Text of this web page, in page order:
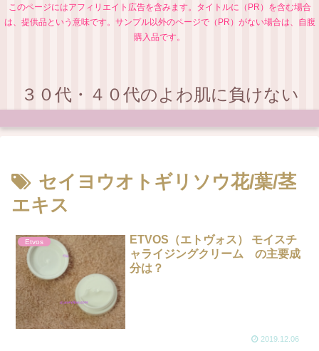
このページにはアフィリエイト広告を含みます。タイトルに（PR）を含む場合
は、提供品という意味です。サンプル以外のページで（PR）がない場合は、自腹
購入品です。
３０代・４０代のよわ肌に負けない
セイヨウオトギリソウ花/葉/茎
エキス
Etvos
ETVOS（エトヴォス） モイスチ
ャライジングクリーム の主要成
分は？
2019.12.06